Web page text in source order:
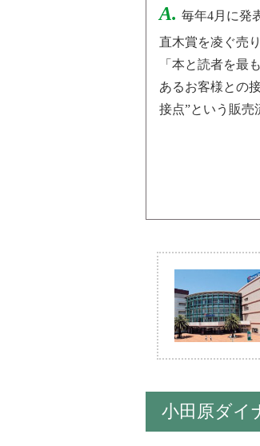
A. 毎年4月に発
直木賞を凌ぐ売
「本と読者を最
あるお客様との
接点”という販売
小田原ダイ